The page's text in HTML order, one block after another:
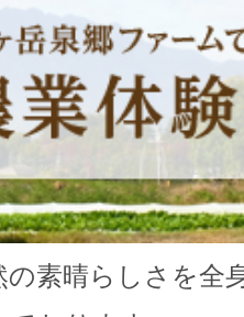
の素晴らしさを全